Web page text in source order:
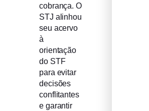
cobrança. O
STJ alinhou
seu acervo
à
orientação
do STF
para evitar
decisões
conflitantes
e garantir